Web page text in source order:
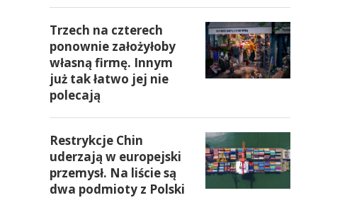
Trzech na czterech
ponownie założyłoby
własną firmę. Innym
już tak łatwo jej nie
polecają
Restrykcje Chin
uderzają w europejski
przemysł. Na liście są
dwa podmioty z Polski